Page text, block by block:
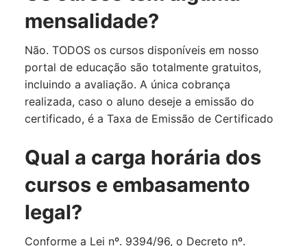
mensalidade?
Não. TODOS os cursos disponíveis em nosso
portal de educação são totalmente gratuitos,
incluindo a avaliação. A única cobrança
realizada, caso o aluno deseje a emissão do
certificado, é a Taxa de Emissão de Certificado
Qual a carga horária dos
cursos e embasamento
legal?
Conforme a Lei nº. 9394/96, o Decreto nº.